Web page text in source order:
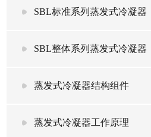
SBL标准系列蒸发式冷凝器
SBL整体系列蒸发式冷凝器
蒸发式冷凝器结构组件
蒸发式冷凝器工作原理